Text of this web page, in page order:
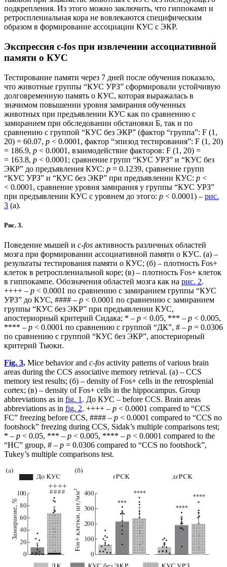
подкрепления. Из этого можно заключить, что гиппокамп и
ретросплениальная кора не вовлекаются специфическим
образом в формирование ассоциации КУС с ЭКР.
Экспрессия c-fos при извлечении ассоциативной
памяти о КУС
Тестирование памяти через 7 дней после обучения показало,
что животные группы “КУС УРЗ” сформировали устойчивую
долговременную память о КУС, которая выражалась в
значимом повышении уровня замирания обученных
животных при предъявлении КУС как по сравнению с
замиранием при обследовании обстановки Б, так и по
сравнению с группой “КУС без ЭКР” (фактор “группа”: F (1,
20) = 60.07, p < 0.0001, фактор “эпизод тестирования”: F (1, 20)
= 186.9, p < 0.0001, взаимодействие факторов: F (1, 20) =
= 163.8, p < 0.0001; сравнение групп “КУС УРЗ” и “КУС без
ЭКР” до предъявления КУС: p = 0.1239, сравнение групп
“КУС УРЗ” и “КУС без ЭКР” при предъявлении КУС: p <
< 0.0001, сравнение уровня замирания у группы “КУС УРЗ”
при предъявлении КУС с уровнем до этого: p < 0.0001) – рис.
3 (а).
Рис. 3.
Поведение мышей и c-fos активность различных областей
мозга при формировании ассоциативной памяти о КУС. (а) –
результаты тестирования памяти о КУС; (б) – плотность Fos+
клеток в ретросплениальной коре; (в) – плотность Fos+ клеток
в гиппокампе. Обозначения областей мозга как на рис. 2.
++++ – p < 0.0001 по сравнению с замиранием группы “КУС
УРЗ” до КУС, #### – p < 0.0001 по сравнению с замиранием
группы “КУС без ЭКР” при предъявлении КУС,
апостериорный критерий Сидака; * – p < 0.05, *** – p < 0.005,
**** – p < 0.0001 по сравнению с группой “ДК”, # – p = 0.0306
по сравнению с группой “КУС без ЭКР”, апостериорный
критерий Тьюки.
Fig. 3. Mice behavior and c-fos activity patterns of various brain
areas during the CCS associative memory retrieval. (a) – CCS
memory test results; (б) – density of Fos+ cells in the retrosplenial
cortex; (в) – density of Fos+ cells in the hippocampus. Group
abbreviations as in fig. 1 . До КУС – before CCS. Brain areas
abbreviations as in fig. 2. ++++ – p < 0.0001 compared to “CCS
FC” freezing before CCS, #### – p < 0.0001 compared to “CCS no
footshock” freezing during CCS, Sidak’s multiple comparisons test;
* – p < 0.05, *** – p < 0.005, **** – p < 0.0001 compared to the
“HC” group, # – p = 0.0306 compared to “CCS no footshock”,
Tukey’s multiple comparisons test.